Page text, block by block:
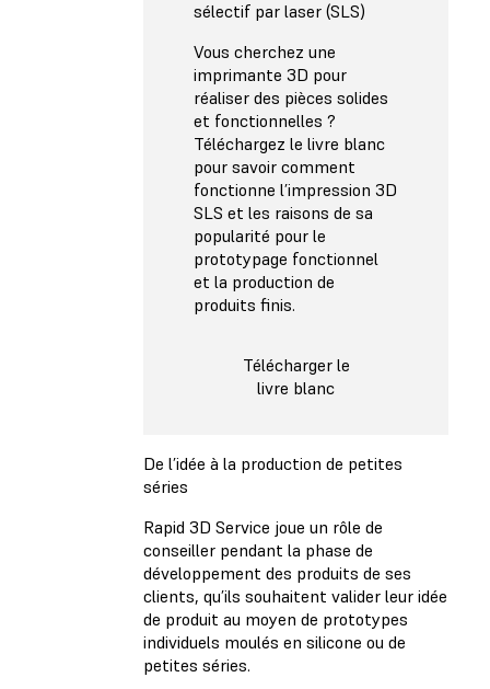
sélectif par laser (SLS)
Vous cherchez une
imprimante 3D pour
réaliser des pièces solides
et fonctionnelles ?
Téléchargez le livre blanc
pour savoir comment
fonctionne l’impression 3D
SLS et les raisons de sa
popularité pour le
prototypage fonctionnel
et la production de
produits finis.
Télécharger le
livre blanc
De l’idée à la production de petites
séries
Rapid 3D Service joue un rôle de
conseiller pendant la phase de
développement des produits de ses
clients, qu’ils souhaitent valider leur idée
de produit au moyen de prototypes
individuels moulés en silicone ou de
petites séries.